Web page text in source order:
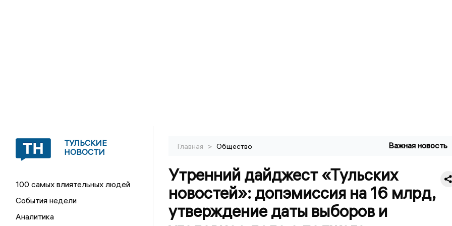
ТУЛЬСКИЕ
НОВОСТИ
100 самых влиятельных людей
События недели
Аналитика
Главная > Общество Важная новость
Утренний дайджест «Тульских
новостей»: допэмиссия на 16 млрд,
утверждение даты выборов и